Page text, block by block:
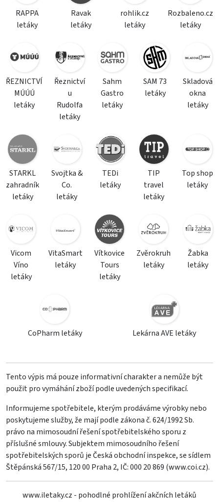
RAPPA
letáky
Ravak
letáky
rohlik.cz
letáky
Rozbaleno.cz
letáky
ŘEZNICTVÍ
MÚÚÚ
letáky
Řeznictví
u
Rudolfa
letáky
Sahm
Gastro
letáky
SAM 73
letáky
Skladová
okna
letáky
STARKL
zahradník
letáky
Svojtka &
Co.
letáky
TEDi
letáky
TIP
travel
letáky
Top shop
letáky
Vicom
Víno
letáky
VitaSmart
letáky
Vítkovice
Tours
letáky
Zvěrokruh
letáky
Žabka
letáky
CoPharm letáky Lekárna AVE letáky
Tento výpis má pouze informativní charakter a nemůže být
použit pro vymáhání zboží podle uvedených specifikací.
Informujeme spotřebitele, kterým prodáváme výrobky nebo
poskytujeme služby, že mají podle zákona č. 624/1992 Sb.
právo na mimosoudní řešení spotřebitelského sporu z
příslušné smlouvy. Subjektem mimosoudního řešení
spotřebitelských sporů je Česká obchodní inspekce, se sídlem
Štěpánská 567/15, 120 00 Praha 2, IČ: 000 20 869 (www.coi.cz).
www.iletaky.cz - pohodlné prohlížení akčních letáků